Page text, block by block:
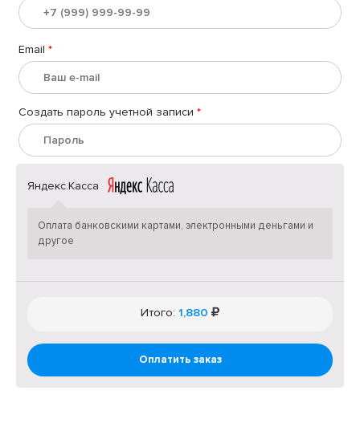
Email *
Создать пароль учетной записи *
Яндекс.Касса
Оплата банковскими картами, электронными деньгами и
другое
Итого: 1,880
Оплатить заказ